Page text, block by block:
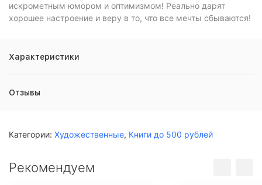
искрометным юмором и оптимизмом! Реально дарят
хорошее настроение и веру в то, что все мечты сбываются!
Характеристики
Отзывы
Категории: Художественные, Книги до 500 рублей
Рекомендуем